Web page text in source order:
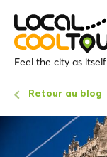
Feel the city as itself
Retour au blog